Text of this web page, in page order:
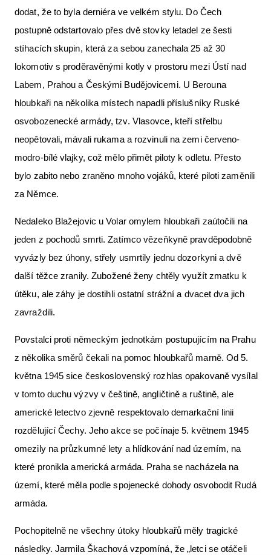
dodat, že to byla derniéra ve velkém stylu. Do Čech
postupně odstartovalo přes dvě stovky letadel ze šesti
stíhacích skupin, která za sebou zanechala 25 až 30
lokomotiv s proděravěnými kotly v prostoru mezi Ústí nad
Labem, Prahou a Českými Budějovicemi. U Berouna
hloubkaři na několika místech napadli příslušníky Ruské
osvobozenecké armády, tzv. Vlasovce, kteří střelbu
neopětovali, mávali rukama a rozvinuli na zemi červeno-
modro-bílé vlajky, což mělo přimět piloty k odletu. Přesto
bylo zabito nebo zraněno mnoho vojáků, které piloti zaměnili
za Němce.
Nedaleko Blažejovic u Volar omylem hloubkaři zaútočili na
jeden z pochodů smrti. Zatímco vězeňkyně pravděpodobně
vyvázly bez úhony, střely usmrtily jednu dozorkyni a dvě
další těžce zranily. Zubožené ženy chtěly využít zmatku k
útěku, ale záhy je dostihli ostatní strážní a dvacet dva jich
zavraždili.
Povstalci proti německým jednotkám postupujícím na Prahu
z několika směrů čekali na pomoc hloubkařů marně. Od 5.
května 1945 sice československý rozhlas opakovaně vysílal
v tomto duchu výzvy v češtině, angličtině a ruštině, ale
americké letectvo zjevně respektovalo demarkační linii
rozdělující Čechy. Jeho akce se počínaje 5. květnem 1945
omezily na průzkumné lety a hlídkování nad územím, na
které pronikla americká armáda. Praha se nacházela na
území, které měla podle spojenecké dohody osvobodit Rudá
armáda.
Pochopitelně ne všechny útoky hloubkařů měly tragické
následky. Jarmila Škachová vzpomíná, že „letci se otáčeli